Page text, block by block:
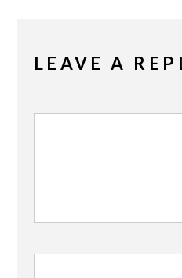
LEAVE A